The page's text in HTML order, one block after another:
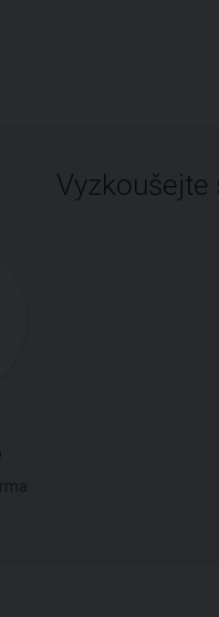
Vyzkoušejte